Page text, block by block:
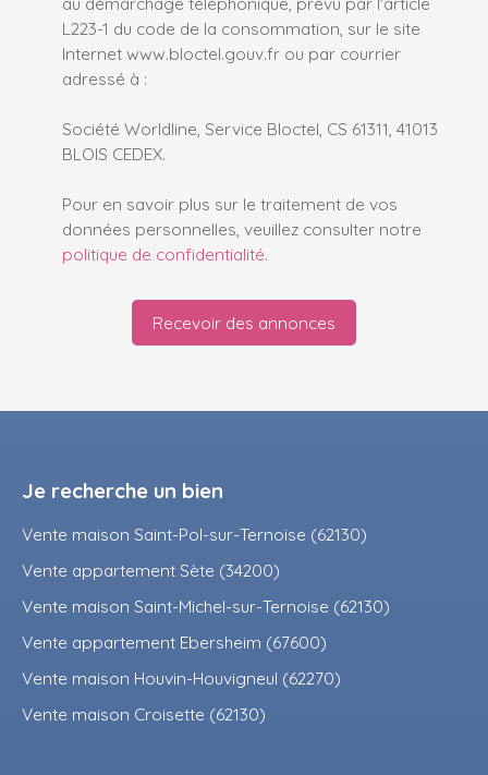
L223-1 du code de la consommation, sur le site
Internet www.bloctel.gouv.fr ou par courrier
adressé à :
Société Worldline, Service Bloctel, CS 61311, 41013
BLOIS CEDEX.
Pour en savoir plus sur le traitement de vos
données personnelles, veuillez consulter notre
politique de confidentialité.
Recevoir des annonces
Je recherche un bien
Vente maison Saint-Pol-sur-Ternoise (62130)
Vente appartement Sète (34200)
Vente maison Saint-Michel-sur-Ternoise (62130)
Vente appartement Ebersheim (67600)
Vente maison Houvin-Houvigneul (62270)
Vente maison Croisette (62130)